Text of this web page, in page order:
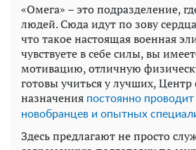
«Омега» – это подразделение,
людей. Сюда идут по зову
что такое настоящая военная
чувствуете в себе силы, вы
мотивацию, отличную
готовы учиться у лучших, Центр
назначения постоянно
новобранцев и опытных
Здесь предлагают не просто